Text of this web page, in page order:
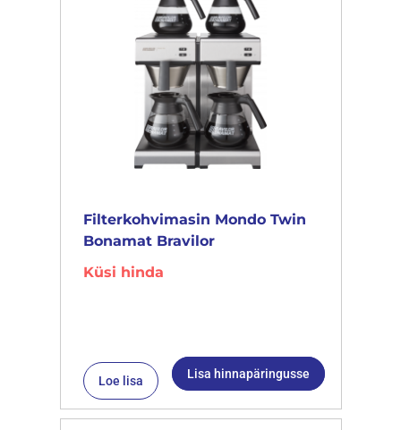
Filterkohvimasin Mondo Twin
Bonamat Bravilor
Küsi hinda
Loe lisa Lisa hinnapäringusse